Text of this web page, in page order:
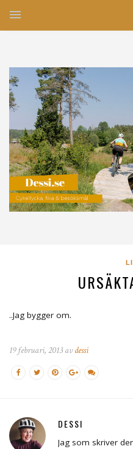
..Jag bygger om.
19 februari, 2013 avdessi
DESSI
Jag som skriver